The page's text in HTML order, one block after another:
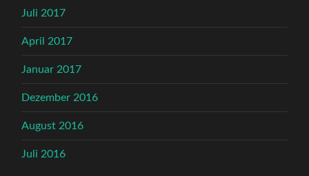
Juli 2017
April 2017
Januar 2017
Dezember 2016
August 2016
Juli 2016